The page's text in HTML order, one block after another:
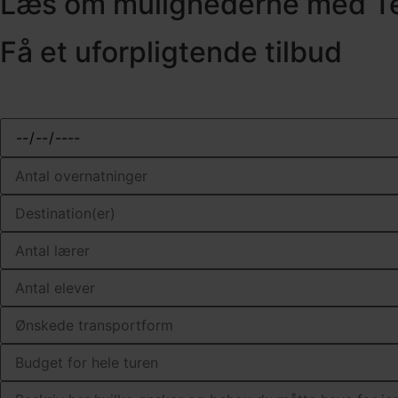
Få et uforpligtende tilbud